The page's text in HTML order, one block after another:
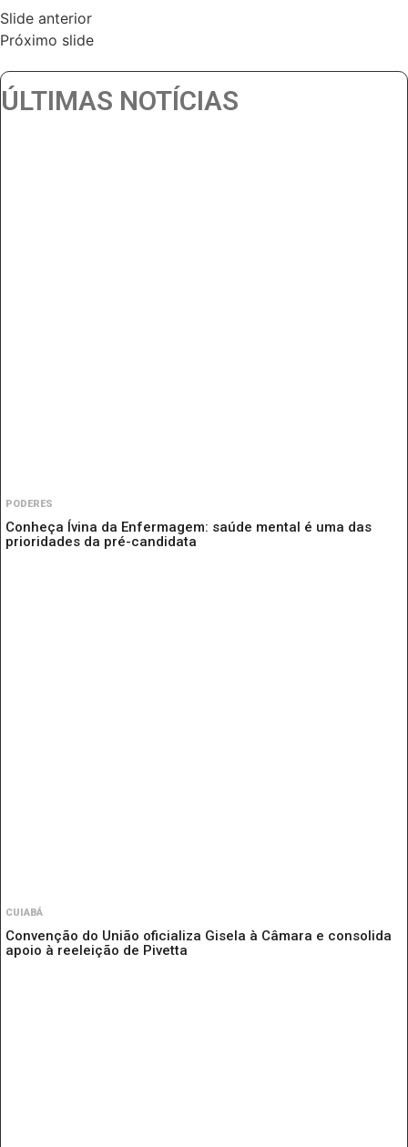
Slide anterior
Próximo slide
ÚLTIMAS NOTÍCIAS
PODERES
Conheça Ívina da Enfermagem: saúde mental é uma das
prioridades da pré-candidata
CUIABÁ
Convenção do União oficializa Gisela à Câmara e consolida
apoio à reeleição de Pivetta